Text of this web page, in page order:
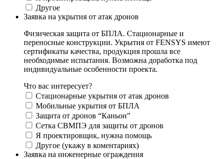
Другое
Заявка на укрытия от атак дронов
Физическая защита от БПЛА. Стационарные и
переносные конструкции. Укрытия от FENSYS имеют
сертификаты качества, продукция прошла все
необходимые испытания. Возможна доработка под
индивидуальные особенности проекта.
Что вас интересует?
Стационарные укрытия от атак дронов
Мобильные укрытия от БПЛА
Защита от дронов “Каньон”
Сетка СВМПЭ для защиты от дронов
Я проектировщик, нужна помощь
Другое (укажу в коментариях)
Заявка на инженерные ограждения